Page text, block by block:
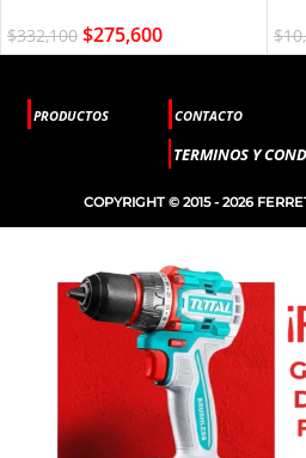
$332,100 $275,600 $
PRODUCTOS CONTACTO
TERMINOS Y
COPYRIGHT © 2015 - 2026